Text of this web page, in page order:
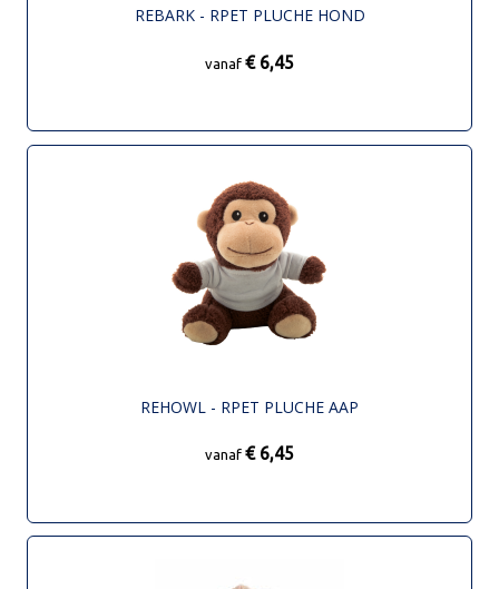
REBARK - RPET PLUCHE HOND
vanaf € 6,45
REHOWL - RPET PLUCHE AAP
vanaf € 6,45